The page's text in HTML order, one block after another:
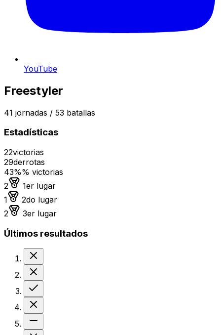
YouTube
Freestyler
41 jornadas / 53 batallas
Estadísticas
22victorias
29derrotas
43%% victorias
2
Medalla de oro
1er lugar
1
Medalla de plata
2do lugar
2
Medalla de bronce
3er lugar
Últimos resultados